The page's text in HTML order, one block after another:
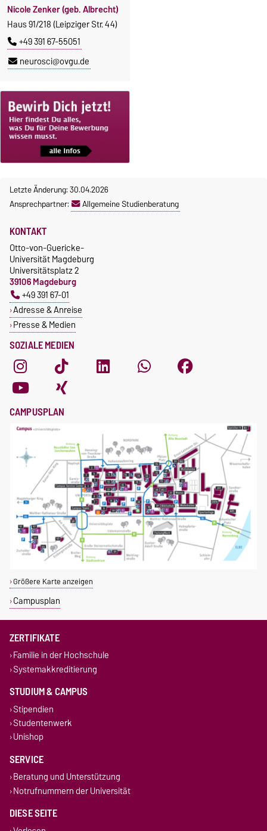
Nicole Zenker (geb. Albrecht)
Haus 91/218 (Leipziger Str. 44)
+49 391 67-55051
neurosci@ovgu.de
Letzte Änderung: 30.04.2026
Ansprechpartner:
Allgemeine Studienberatung
SOZIALE MEDIEN
KONTAKT
Otto-von-Guericke-
Universität Magdeburg
Universitätsplatz 2
39106 Magdeburg
+49 391 67-01
Adresse & Anreise
Presse & Medien
CAMPUSPLAN
Größere Karte anzeigen
Campusplan
ZERTIFIKATE
Familie in der Hochschule
Systemakkreditierung
STUDIUM & CAMPUS
Stipendien
Studentenwerk
Unishop
SERVICE
Beratung und Unterstützung
Notrufnummern der Universität
DIESE SEITE